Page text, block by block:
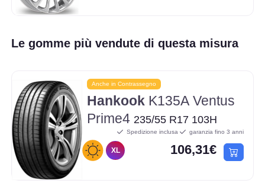
Le gomme più vendute di questa misura
Anche in Contrassegno
Hankook K135A Ventus
Prime4 235/55 R17 103H
XL
Spedizione inclusa garanzia fino 3 anni
106,31€